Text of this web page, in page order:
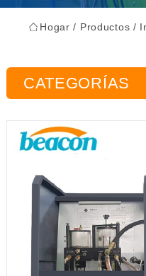
Hogar / Productos /
CATEGORÍAS
Herramientas de
Adjunto
Ensayador
Otros bancos de